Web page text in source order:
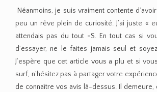
Néanmoins, je suis vraiment contente
peu un rêve plein de curiosité. J’ai juste «
attendais pas du tout =S. En tout cas si
d’essayer, ne le faites jamais seul et
J’espère que cet article vous a plu et si
surf, n’hésitez pas à partager votre
de connaître vos avis là-dessus. Il demeure,